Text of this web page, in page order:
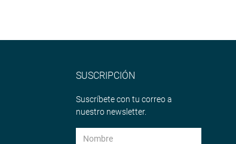
SUSCRIPCIÓN
Suscríbete con tu correo a
nuestro newsletter.